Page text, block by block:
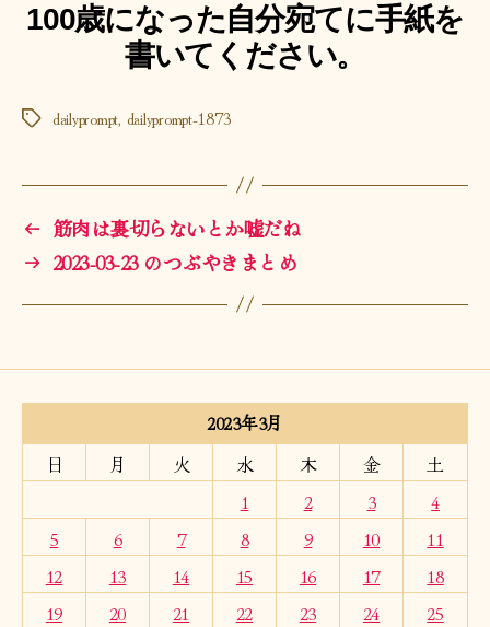
100歳になった自分宛てに手紙を
書いてください。
タ
dailyprompt, dailyprompt-1873
← 筋肉は裏切らないとか嘘だね
→ 2023-03-23 のつぶやきまとめ
2023年3月
日
月 火 水 木 金
土
1
2 3
4
5
6 7 8 9 10
11
12
13 14 15 16 17
18
19
20 21 22 23 24
25